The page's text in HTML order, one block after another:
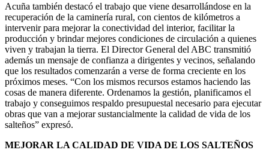
Acuña también destacó el trabajo que viene desarrollándose en la
recuperación de la caminería rural, con cientos de kilómetros a
intervenir para mejorar la conectividad del interior, facilitar la
producción y brindar mejores condiciones de circulación a quienes
viven y trabajan la tierra. El Director General del ABC transmitió
además un mensaje de confianza a dirigentes y vecinos, señalando
que los resultados comenzarán a verse de forma creciente en los
próximos meses. “Con los mismos recursos estamos haciendo las
cosas de manera diferente. Ordenamos la gestión, planificamos el
trabajo y conseguimos respaldo presupuestal necesario para ejecutar
obras que van a mejorar sustancialmente la calidad de vida de los
salteños” expresó.
MEJORAR LA CALIDAD DE VIDA DE LOS SALTEÑOS